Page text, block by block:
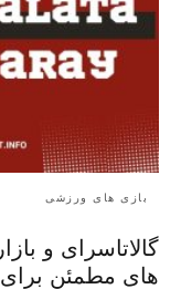
بازی های ورزشی
گالاتاسرای و
های مطمئن برای